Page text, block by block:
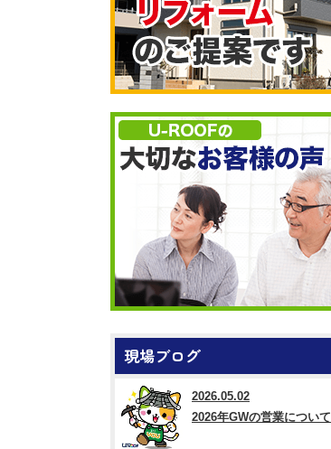
現場ブログ
2026.05.02
2026年GWの営業について